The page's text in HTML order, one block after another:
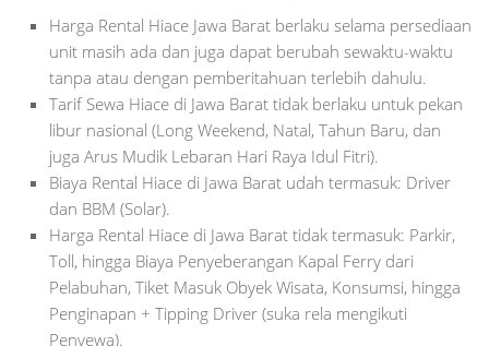
Harga Rental Hiace Jawa Barat berlaku selama persediaan
unit masih ada dan juga dapat berubah sewaktu-waktu
tanpa atau dengan pemberitahuan terlebih dahulu.
Tarif Sewa Hiace di Jawa Barat tidak berlaku untuk pekan
libur nasional (Long Weekend, Natal, Tahun Baru, dan
juga Arus Mudik Lebaran Hari Raya Idul Fitri).
Biaya Rental Hiace di Jawa Barat udah termasuk: Driver
dan BBM (Solar).
Harga Rental Hiace di Jawa Barat tidak termasuk: Parkir,
Toll, hingga Biaya Penyeberangan Kapal Ferry dari
Pelabuhan, Tiket Masuk Obyek Wisata, Konsumsi, hingga
Penginapan + Tipping Driver (suka rela mengikuti
Penyewa).